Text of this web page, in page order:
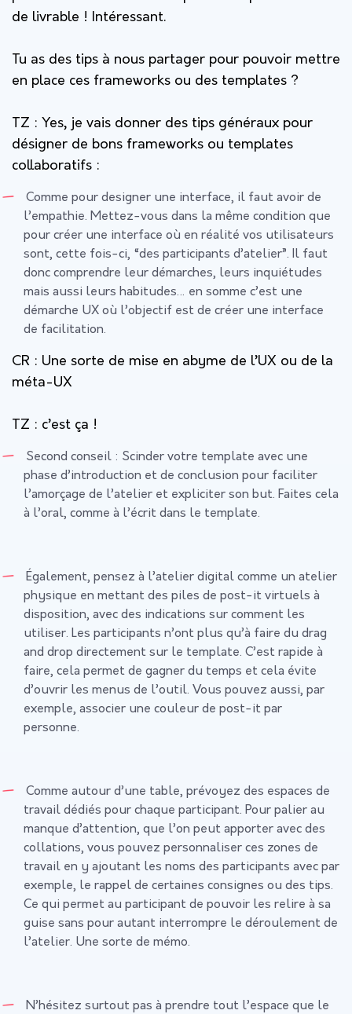
de livrable ! Intéressant.
Tu as des tips à nous partager pour pouvoir mettre
en place ces frameworks ou des templates ?
TZ : Yes, je vais donner des tips généraux pour
désigner de bons frameworks ou templates
collaboratifs :
Comme pour designer une interface, il faut avoir de
l’empathie. Mettez-vous dans la même condition que
pour créer une interface où en réalité vos utilisateurs
sont, cette fois-ci, “des participants d’atelier”. Il faut
donc comprendre leur démarches, leurs inquiétudes
mais aussi leurs habitudes… en somme c’est une
démarche UX où l’objectif est de créer une interface
de facilitation.
CR : Une sorte de mise en abyme de l’UX ou de la
méta-UX
TZ : c’est ça !
Second conseil : Scinder votre template avec une
phase d’introduction et de conclusion pour faciliter
l’amorçage de l’atelier et expliciter son but. Faites cela
à l’oral, comme à l’écrit dans le template.
Également, pensez à l’atelier digital comme un atelier
physique en mettant des piles de post-it virtuels à
disposition, avec des indications sur comment les
utiliser. Les participants n’ont plus qu’à faire du drag
and drop directement sur le template. C’est rapide à
faire, cela permet de gagner du temps et cela évite
d’ouvrir les menus de l’outil. Vous pouvez aussi, par
exemple, associer une couleur de post-it par
personne.
Comme autour d’une table, prévoyez des espaces de
travail dédiés pour chaque participant. Pour palier au
manque d’attention, que l’on peut apporter avec des
collations, vous pouvez personnaliser ces zones de
travail en y ajoutant les noms des participants avec par
exemple, le rappel de certaines consignes ou des tips.
Ce qui permet au participant de pouvoir les relire à sa
guise sans pour autant interrompre le déroulement de
l’atelier. Une sorte de mémo.
N’hésitez surtout pas à prendre tout l’espace que le